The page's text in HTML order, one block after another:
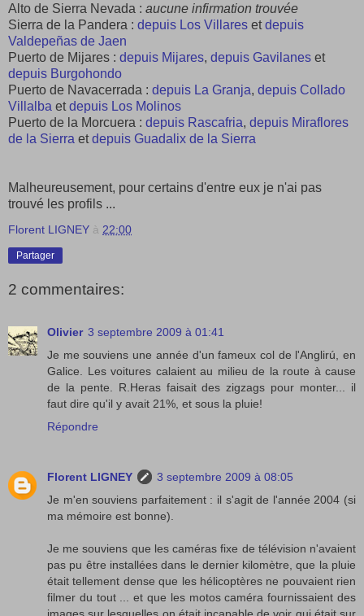
Alto de Sierra Nevada : aucune infirmation trouvée
Sierra de la Pandera : depuis Los Villares etdepuis
Valdepeñas de Jaen
Puerto de Mijares : depuis Mijares, depuis Gavilanes et
depuis Burgohondo
Puerto de Navacerrada : depuis La Granja, depuis Collado
Villalba etdepuis Los Molinos
Puerto de la Morcuera : depuis Rascafria, depuis Miraflores
de la Sierra etdepuis Guadalix de la Sierra
Malheureusement, pour certains d'entre eux je n'ai pas
trouvé les profils ...
Florent LIGNEY à 22:00
Partager
2 commentaires:
Olivier 3 septembre 2009 à 01:41
Je me souviens une année d'un fameux col de l'Anglirú, en
Galice. Les voitures calaient au milieu de la route à cause
de la pente. R.Heras faisait des zigzags pour monter... il
faut dire qu'il y avait 21%, et sous la pluie!
Répondre
Florent LIGNEY
3 septembre 2009 à 08:05
Je m'en souviens parfaitement : il s'agit de l'année 2004 (si
ma mémoire est bonne).
Je me souviens que les caméras fixe de télévision n'avaient
pas pu être installées dans le dernier kilomètre, que la pluie
était tellement dense que les hélicoptères ne pouvaient rien
filmer du tout ... et que les motos caméra fournissaient des